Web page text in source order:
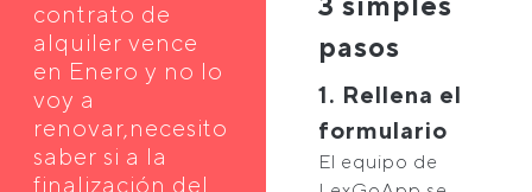
contrato de
alquiler vence
en Enero y no lo
voy a
renovar,necesito
saber si a la
finalización del
pasos
1. Rellena el
formulario
El equipo de